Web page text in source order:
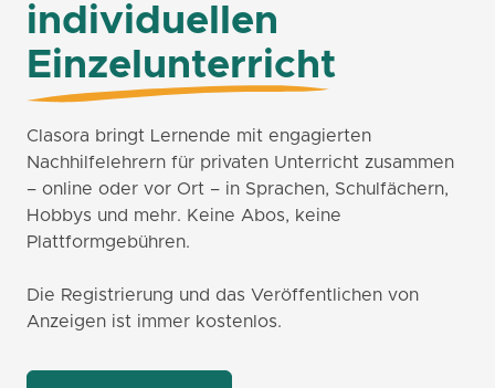
individuellen
Einzelunterricht
Clasora bringt Lernende mit engagierten
Nachhilfelehrern für privaten Unterricht zusammen
– online oder vor Ort – in Sprachen, Schulfächern,
Hobbys und mehr. Keine Abos, keine
Plattformgebühren.
Die Registrierung und das Veröffentlichen von
Anzeigen ist immer kostenlos.